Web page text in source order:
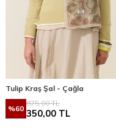
Tulip Kraş Şal - Çağla
%60
875,00TL
350,00 TL